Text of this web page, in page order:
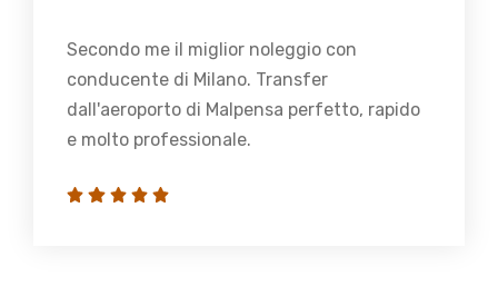
Secondo me il miglior noleggio con
conducente di Milano. Transfer
dall'aeroporto di Malpensa perfetto, rapido
e molto professionale.